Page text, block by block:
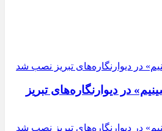
در دیوارنگاره‌های تبریز